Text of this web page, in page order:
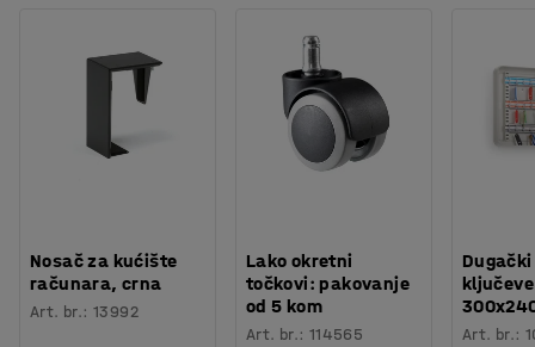
Nosač za kućište
računara, crna
Art. br.:13992
Lako okretni
točkovi: pakovanje
od 5 kom
Art. br.: 114565 Art. br.: